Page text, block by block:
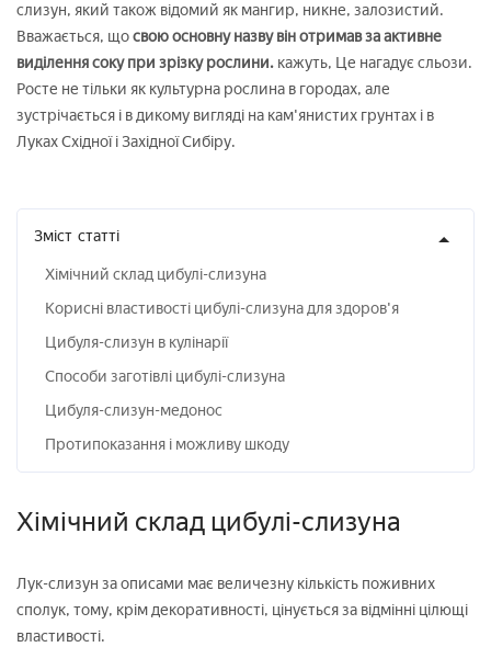
слизун, який також відомий як мангир, никне, залозистий.
Вважається, щосвою основну назву він отримав за активне
виділення соку при зрізку рослини. кажуть, Це нагадує сльози.
Росте не тільки як культурна рослина в городах, але
зустрічається і в дикому вигляді на кам'янистих грунтах і в
Луках Східної і Західної Сибіру.
Зміст статті
Хімічний склад цибулі-слизуна
Корисні властивості цибулі-слизуна для здоров'я
Цибуля-слизун в кулінарії
Способи заготівлі цибулі-слизуна
Цибуля-слизун-медонос
Протипоказання і можливу шкоду
Хімічний склад цибулі-слизуна
Лук-слизун за описами має величезну кількість поживних
сполук, тому, крім декоративності, цінується за відмінні цілющі
властивості.